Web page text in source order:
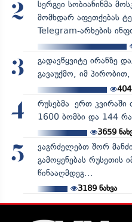
2
სერგეი სობიანინმა
მომხდარ აფეთქებას
Telegram-არხების
3
გადავწყვიტე ირანზე
გავაუქმო, იმ
4
რუსებმა ერთ
1600 ბომბი და 144
3659
5
ვაგრძელებთ შორ
გამოყენებას რუსეთის
წინააღმდეგ...
3189ნახვა